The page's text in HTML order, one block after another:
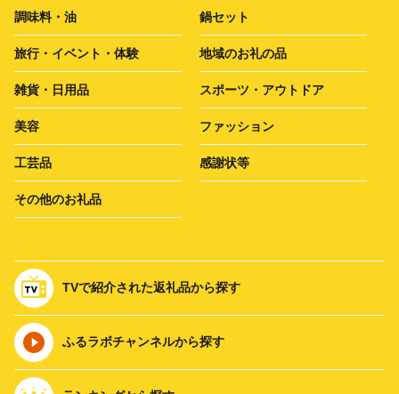
調味料・油 鍋セット
旅行・イベント・体験 地域のお礼の品
雑貨・日用品 スポーツ・アウトドア
美容 ファッション
工芸品 感謝状等
その他のお礼品
TVで紹介された返礼品から探す
ふるラボチャンネルから探す